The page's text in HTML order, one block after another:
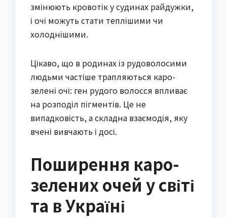
змінюють кровотік у судинах райдужки,
і очі можуть стати теплішими чи
холоднішими.
Цікаво, що в родинах із рудоволосими
людьми частіше трапляються каро-
зелені очі: ген рудого волосся впливає
на розподіл пігментів. Це не
випадковість, а складна взаємодія, яку
вчені вивчають і досі.
Поширення каро-
зелених очей у світі
та в Україні